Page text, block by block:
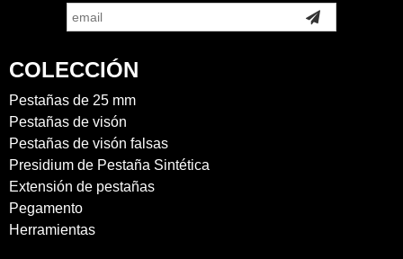
COLECCIÓN
Pestañas de 25 mm
Pestañas de visón
Pestañas de visón falsas
Presidium de Pestaña Sintética
Extensión de pestañas
Pegamento
Herramientas